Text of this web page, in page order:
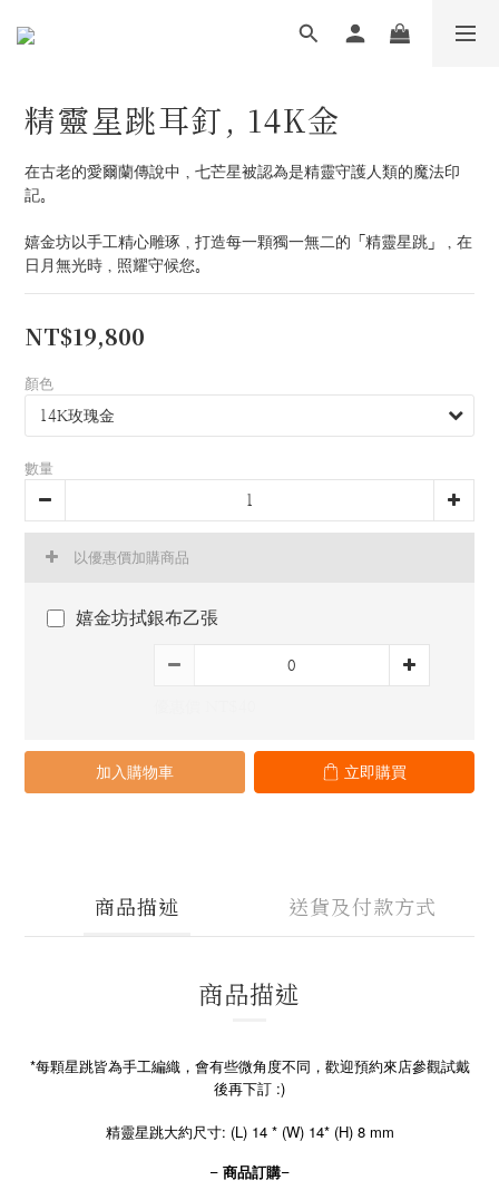
精靈星跳耳釘, 14K金
在古老的愛爾蘭傳說中，七芒星被認為是精靈守護人類的魔法印
記。
嬉金坊以手工精心雕琢，打造每一顆獨一無二的「精靈星跳」，在
日月無光時，照耀守候您。
NT$19,800
顏色
數量
以優惠價加購商品
嬉金坊拭銀布乙張
加入購物車 立即購買
商品描述 送貨及付款方式
商品描述
*每顆星跳皆為手工編織，會有些微角度不同，歡迎預約來店參觀試戴
後再下訂 :)
精靈星跳大約尺寸: (L) 14 * (W) 14* (H) 8 mm
- 商品訂購-